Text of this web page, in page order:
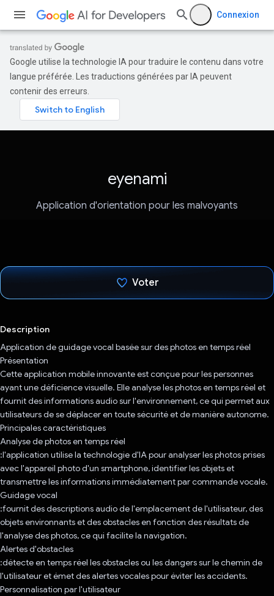
Connexion
Google utilise la technologie IA pour traduire le contenu dans votre
langue préférée. Les traductions générées par IA peuvent
contenir des erreurs.
eyenami
Application d'orientation pour les malvoyants
Voter
Description
Application de guidage vocal basée sur des photos en temps réel
Présentation
Cette application mobile innovante est conçue pour les personnes
ayant une déficience visuelle. Elle analyse les photos en temps réel et
fournit des informations audio sur l'environnement, ce qui permet aux
utilisateurs de se déplacer en toute sécurité et de manière autonome.
Principales caractéristiques
Analyse de photos en temps réel
:l'application utilise la technologie d'IA pour analyser les photos prises
avec l'appareil photo d'un smartphone, identifier les objets et
transmettre les informations immédiatement par commande vocale.
Guidage vocal
:fournit des descriptions audio de l'emplacement de l'utilisateur, des
objets environnants et des obstacles en fonction des résultats de
l'analyse des photos, ce qui facilite la navigation.
Alertes d'obstacles
:détecte en temps réel les obstacles ou les dangers sur le chemin de
l'utilisateur et émet des alertes vocales pour éviter les accidents.
Personnalisation par l'utilisateur